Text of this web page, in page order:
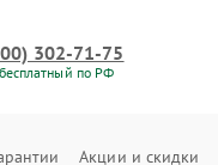
302-71-75
по РФ
Акции и скидки